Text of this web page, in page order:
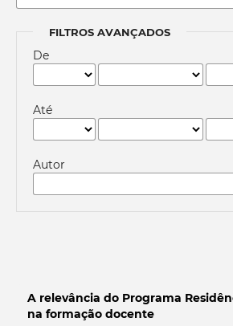
FILTROS AVANÇADOS
De
Até
Autor
A relevância do Programa
na formação docente